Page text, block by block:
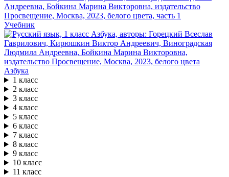
Учебник
Азбука
1 класс
2 класс
3 класс
4 класс
5 класс
6 класс
7 класс
8 класс
9 класс
10 класс
11 класс